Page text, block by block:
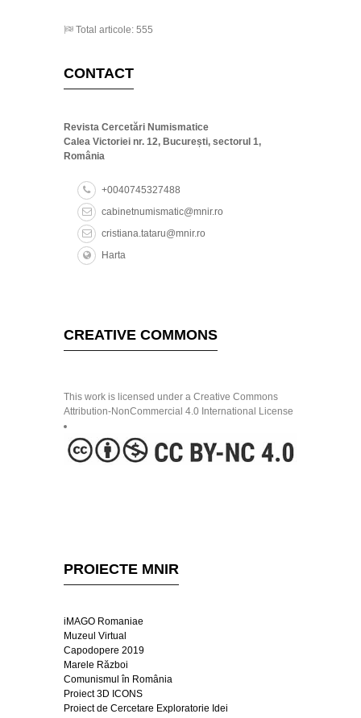
Total articole: 555
CONTACT
Revista Cercetări Numismatice
Calea Victoriei nr. 12, București, sectorul 1,
România
+0040745327488
cabinetnumismatic@mnir.ro
cristiana.tataru@mnir.ro
Harta
CREATIVE COMMONS
This work is licensed under a Creative Commons
Attribution-NonCommercial 4.0 International License
PROIECTE MNIR
iMAGO Romaniae
Muzeul Virtual
Capodopere 2019
Marele Război
Comunismul în România
Proiect 3D ICONS
Proiect de Cercetare Exploratorie Idei